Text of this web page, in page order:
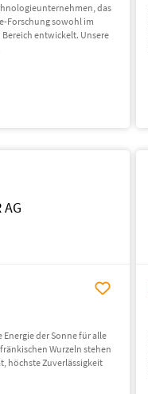
das
Forschung sowohl im
entwickelt. Unsere
AG
Energie der Sonne für alle
Wurzeln stehen
höchste Zuverlässigkeit